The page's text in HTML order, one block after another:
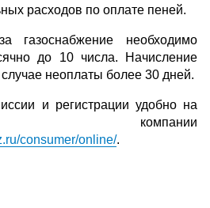
расходов по оплате пеней.
газоснабжение необходимо
до 10 числа. Начисление
неоплаты более 30 дней.
и регистрации удобно на
consumer/online/.